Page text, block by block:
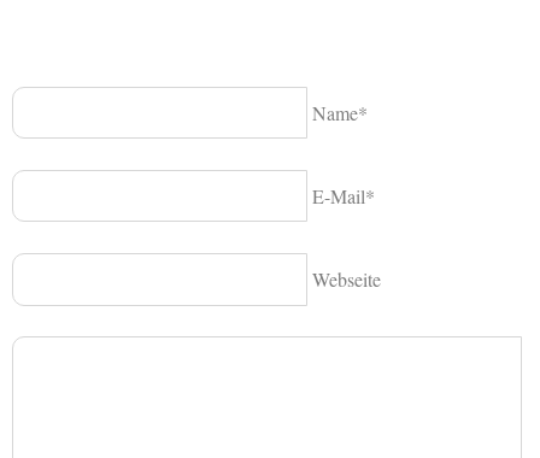
Name*
E-Mail*
Webseite